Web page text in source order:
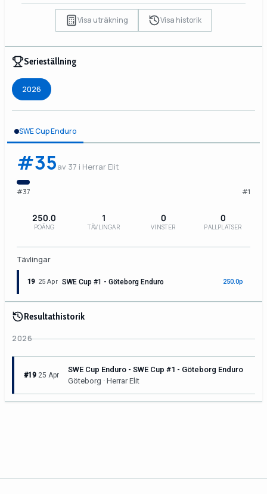
Visa uträkning Visa historik
Serieställning
2026
SWE Cup Enduro
#35av 37 i Herrar Elit
#37 #1
250.0
POÄNG
1
TÄVLINGAR
0
VINSTER
0
PALLPLATSER
Tävlingar
19 25 Apr SWE Cup #1 - Göteborg Enduro 250.0p
Resultathistorik
2026
#19 25 Apr
SWE Cup Enduro - SWE Cup #1 - Göteborg Enduro
Göteborg · Herrar Elit